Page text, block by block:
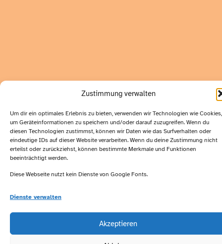
Zustimmung verwalten
Um dir ein optimales Erlebnis zu bieten, verwenden wir Technologien wie Cookies,
um Geräteinformationen zu speichern und/oder darauf zuzugreifen. Wenn du
diesen Technologien zustimmst, können wir Daten wie das Surfverhalten oder
eindeutige IDs auf dieser Website verarbeiten. Wenn du deine Zustimmung nicht
erteilst oder zurückziehst, können bestimmte Merkmale und Funktionen
beeinträchtigt werden.
Diese Webseite nutzt kein Dienste von Google Fonts.
Dienste verwalten
Akzeptieren